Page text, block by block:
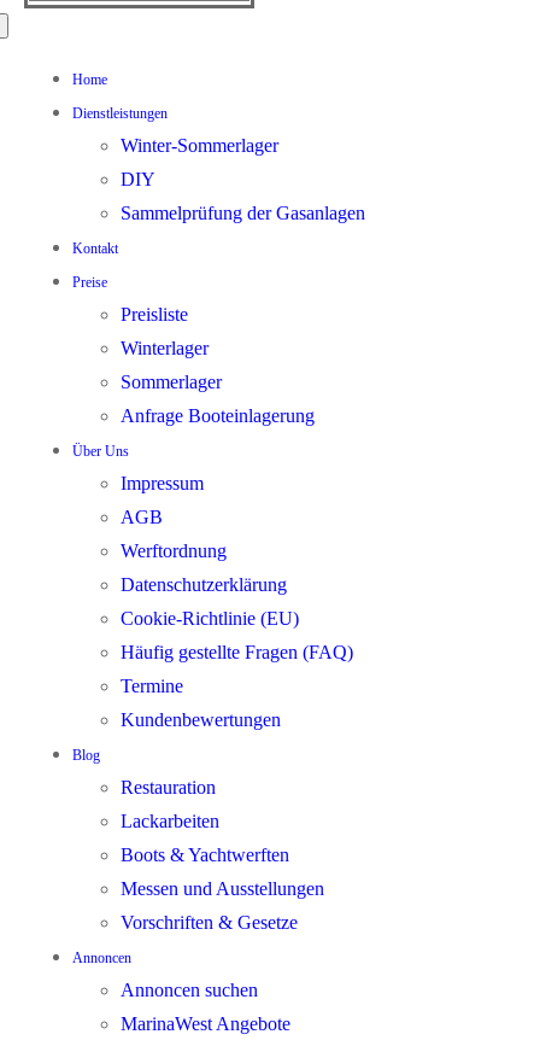
Home
Dienstleistungen
Winter-Sommerlager
DIY
Sammelprüfung der Gasanlagen
Kontakt
Preise
Preisliste
Winterlager
Sommerlager
Anfrage Booteinlagerung
Über Uns
Impressum
AGB
Werftordnung
Datenschutzerklärung
Cookie-Richtlinie (EU)
Häufig gestellte Fragen (FAQ)
Termine
Kundenbewertungen
Blog
Restauration
Lackarbeiten
Boots & Yachtwerften
Messen und Ausstellungen
Vorschriften & Gesetze
Annoncen
Annoncen suchen
MarinaWest Angebote